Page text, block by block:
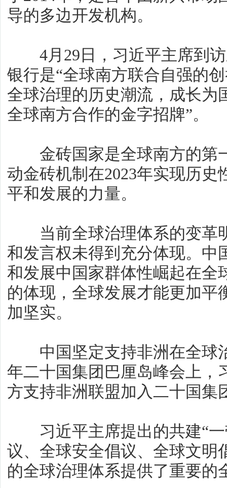
导的多边开发机构。
4月29日，习近平主席到访
银行是“全球南方联合自强的
全球治理的历史潮流，成长为
全球南方合作的金字招牌”。
金砖国家是全球南方的第
动金砖机制在2023年实现历
平和发展的力量。
当前全球治理体系的变革
和发言权未得到充分体现。中
和发展中国家群体性崛起在全
的体现，全球发展才能更加平
加坚实。
中国坚定支持非洲在全球
年二十国集团巴厘岛峰会上，
方支持非洲联盟加入二十国集
习近平主席提出的共建“一
议、全球安全倡议、全球文明
的全球治理体系提供了重要的